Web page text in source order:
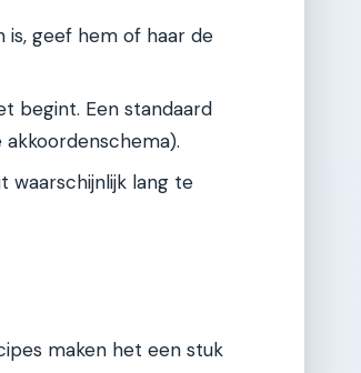
is, geef hem of haar de
begint. Een standaard
waarschijnlijk lang te
maken het een stuk